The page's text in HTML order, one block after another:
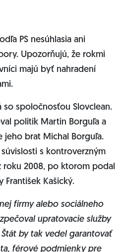
PS nesúhlasia ani
Upozorňujú, že rokmi
majú byť nahradení
spoločnosťou Slovclean.
politik Martin Borguľa a
jeho brat Michal Borguľa.
súvislosti s kontroverzným
roku 2008, po ktorom podal
František Kašický.
firmy alebo sociálneho
upratovacie služby
by tak vedel garantovať
férové podmienky pre